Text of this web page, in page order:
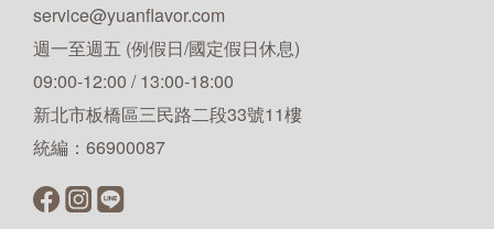
service@yuanflavor.com
週一至週五 (例假日/國定假日休息)
09:00-12:00 / 13:00-18:00
新北市板橋區三民路二段33號11樓
統編：66900087